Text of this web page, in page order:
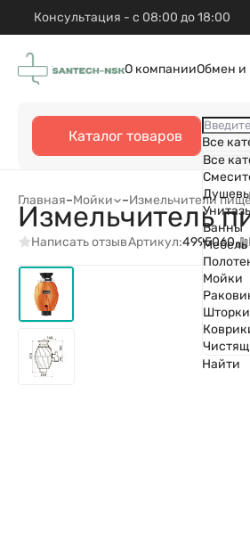
Консультация - с 08:00 до 18:00
О компанииОбмен и
Каталог товаров
Все
Все
Ванны
Мебель
Мойки
Шторки
Найти
Главная–Мойки –Измельчители
Измельчитель
Написать отзывАртикул:4995060